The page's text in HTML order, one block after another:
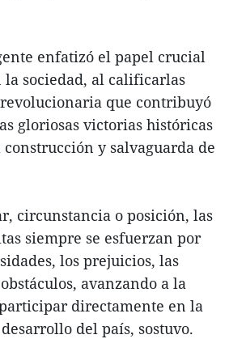
enfatizó el papel crucial
la sociedad, al calificarlas
que contribuyó
gloriosas victorias históricas
y salvaguarda de
circunstancia o posición, las
siempre se esfuerzan por
los prejuicios, las
avanzando a la
directamente en la
del país, sostuvo.